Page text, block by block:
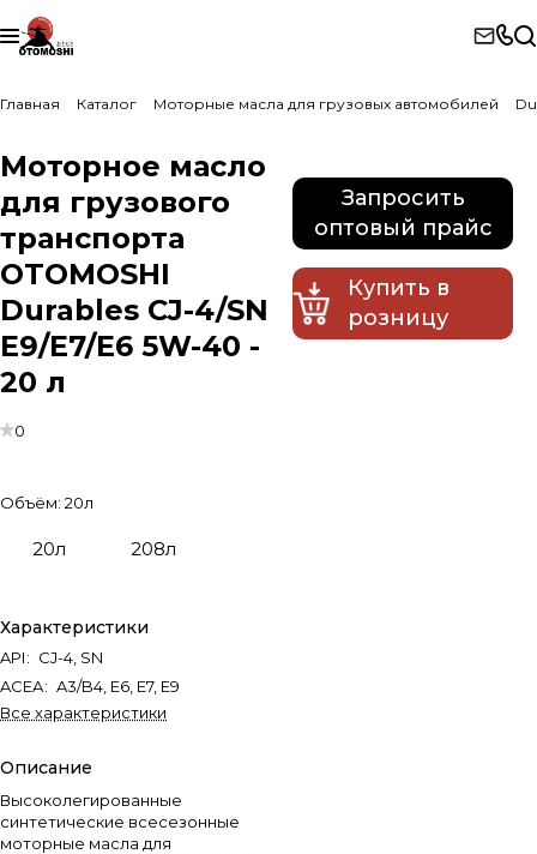
Главная Каталог Моторные масла для грузовых автомобилей
Моторное масло
для грузового
транспорта
OTOMOSHI
Durables CJ-4/SN
E9/E7/E6 5W-40 -
20 л
0
Объём: 20л
20л 208л
Характеристики
API: CJ-4, SN
ACEA: A3/B4, E6, E7, E9
Все характеристики
Описание
Высоколегированные
синтетические всесезонные
моторные масла для
Запросить
оптовый прайс
Купить в
розницу